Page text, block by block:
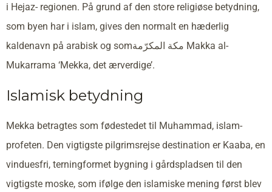
i Hejaz- regionen. På grund af den store religiøse betydning,
som byen har i islam, gives den normalt en hæderlig
kaldenavn på arabisk og somمكة المكرّمة Makka al-
Mukarrama ‘Mekka, det ærverdige’.
Islamisk betydning
Mekka betragtes som fødestedet til Muhammad, islam-
profeten. Den vigtigste pilgrimsrejse destination er Kaaba, en
vinduesfri, terningformet bygning i gårdspladsen til den
vigtigste moske, som ifølge den islamiske mening først blev